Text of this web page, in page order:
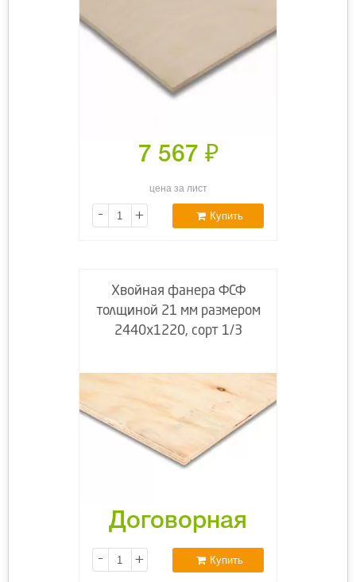
7 567 ₽
цена за лист
- + Купить
Хвойная фанера ФСФ
толщиной 21 мм размером
2440х1220, сорт 1/3
Договорная
- + Купить